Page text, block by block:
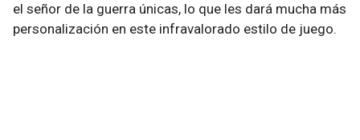
el señor de la guerra únicas, lo que les dará mucha más
personalización en este infravalorado estilo de juego.